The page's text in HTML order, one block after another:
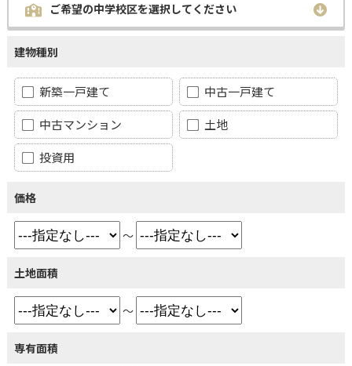
ご希望の中学校区を選択してください
建物種別
新築一戸建て
中古一戸建て
中古マンション
土地
投資用
価格
～
土地面積
～
専有面積